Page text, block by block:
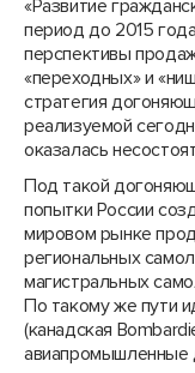
«Развитие
период до 2015
перспективы
«переходных» и
стратегия
реализуемой
оказалась
Под такой
попытки России
мировом рынке
региональных
магистральных
По такому же пути
(канадская
авиапромышленные